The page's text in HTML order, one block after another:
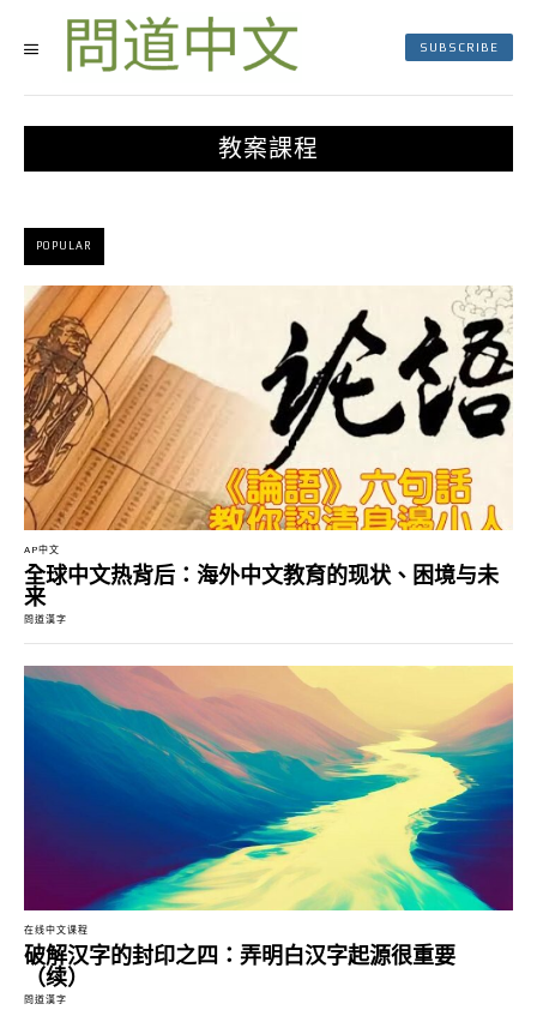
SUBSCRIBE
教案課程
POPULAR
AP中文
全球中文热背后：海外中文教育的现状、困境与未
来
問道漢字
在线中文课程
破解汉字的封印之四：弄明白汉字起源很重要
（续）
問道漢字